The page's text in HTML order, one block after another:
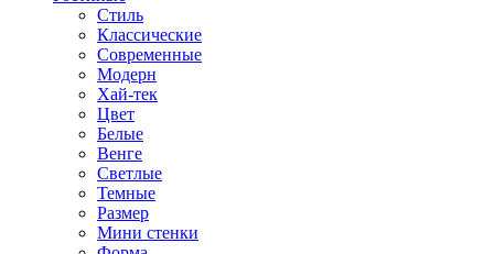
Стиль
Классические
Современные
Модерн
Хай-тек
Цвет
Белые
Венге
Светлые
Темные
Размер
Мини стенки